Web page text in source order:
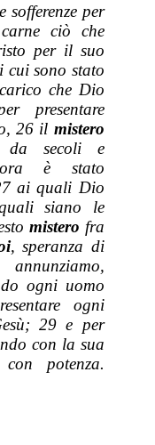
per
ciò che
per il suo
cui sono stato
che Dio
presentare
26 il mistero
da secoli e
è stato
ai quali Dio
qualisiano le
mistero fra
, speranza di
ogni uomo
ogni
29 e per
con la sua
potenza.